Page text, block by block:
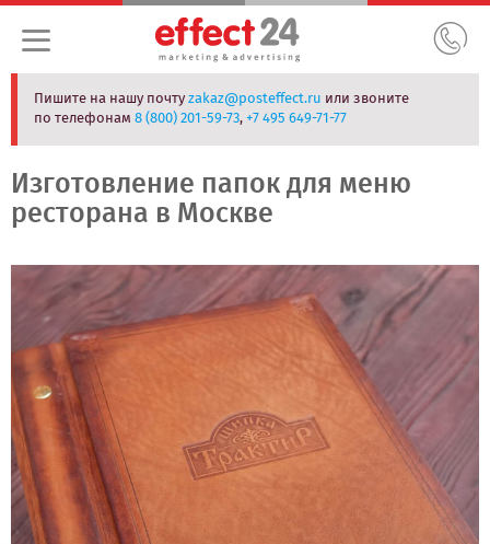
Пишите на нашу почтуzakaz@posteffect.ru или звоните
по телефонам8 (800) 201-59-73,+7 495 649-71-77
Изготовление папок для меню
ресторана в Москве